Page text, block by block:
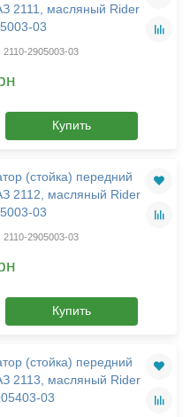
2111, масляный Rider
03
2110-2905003-03
Купить
(стойка) передний
2112, масляный Rider
03
2110-2905003-03
Купить
(стойка) передний
2113, масляный Rider
03